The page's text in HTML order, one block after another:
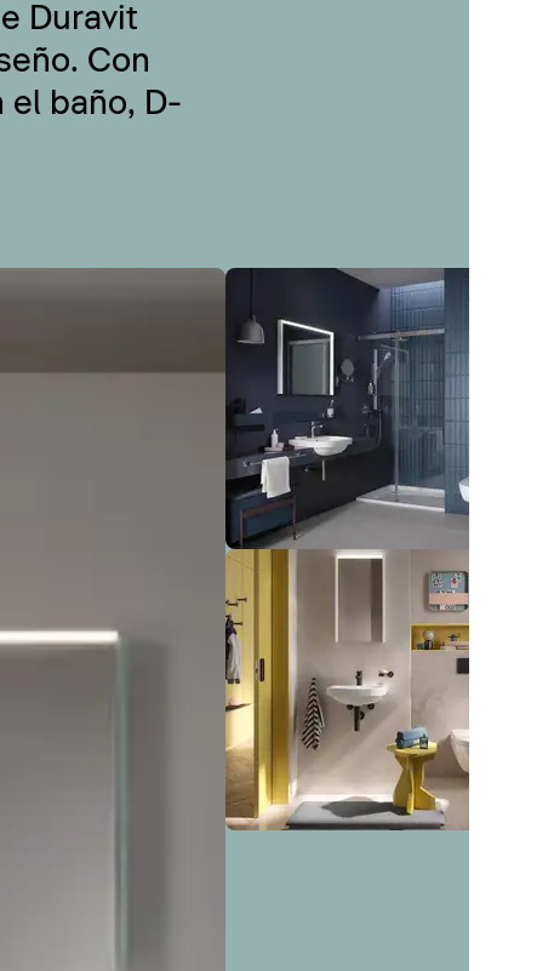
Duravit
Con
el baño, D-